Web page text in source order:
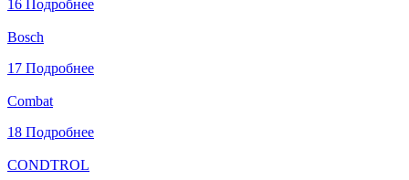
16 Подробнее
Bosch
17 Подробнее
Combat
18 Подробнее
CONDTROL